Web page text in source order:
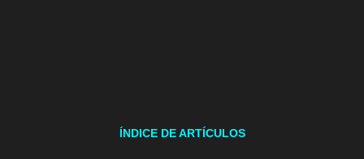
ÍNDICE DE ARTÍCULOS